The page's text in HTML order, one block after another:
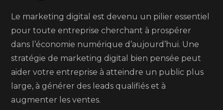
Le marketing digital est devenu un pilier essentiel
pour toute entreprise cherchant à prospérer
dans l’économie numérique d’aujourd’hui. Une
stratégie de marketing digital bien pensée peut
aider votre entreprise à atteindre un public plus
large, à générer des leads qualifiés et à
augmenter les ventes.